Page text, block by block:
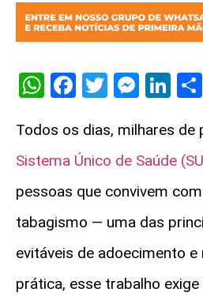
WhatsApp
Facebook
Twitter
Todos os dias, milhares de
Sistema Único de Saúde
pessoas que convivem
tabagismo — uma das
evitáveis de adoecimento
prática, esse trabalho